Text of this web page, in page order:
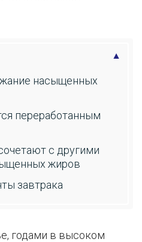
насыщенных
переработанным
с другими
жиров
завтрака
годами в высоком